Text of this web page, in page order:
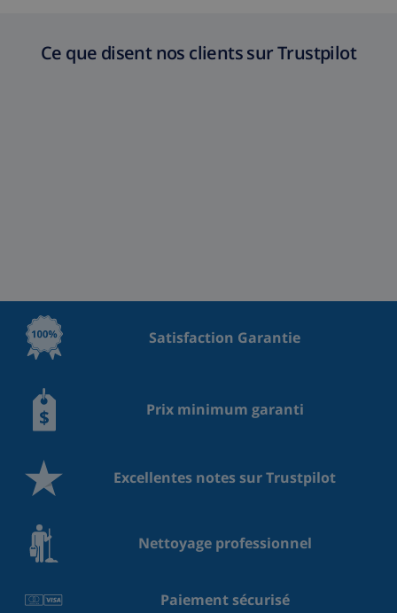
Ce que disent nos clients sur Trustpilot
Satisfaction Garantie
Prix minimum garanti
Excellentes notes sur Trustpilot
Nettoyage professionnel
Paiement sécurisé